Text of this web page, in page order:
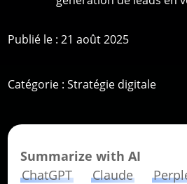
Publié le : 21 août 2025
Catégorie :Stratégie digitale
Summarize with AI
ChatGPT
Claude